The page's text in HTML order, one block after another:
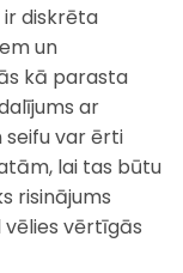
ir diskrēta
un
kā parasta
ar
seifu var ērti
lai tas būtu
risinājums
vērtīgās